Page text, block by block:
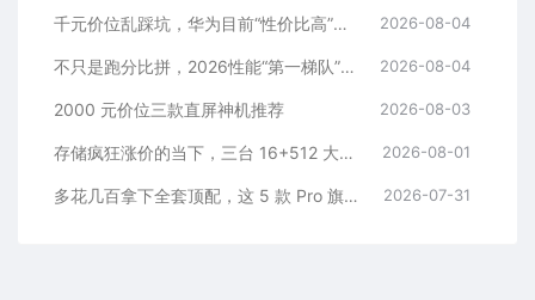
千元价位乱踩坑，华为目前“性价比高”的3款手机 2026-08-04
不只是跑分比拼，2026性能“第一梯队”的旗舰手机 2026-08-04
2000 元价位三款直屏神机推荐 2026-08-03
存储疯狂涨价的当下，三台 16+512 大存储旗舰，一步告别清内存内耗 2026-08-01
多花几百拿下全套顶配，这 5 款 Pro 旗舰，一步到位用好多年 2026-07-31